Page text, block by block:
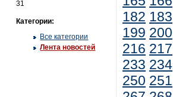
31
Категории:
Все категории
Лента новостей
182 183
199 200
216 217
233 234
250 251